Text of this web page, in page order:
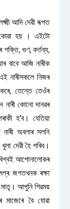
আদি দেৱী ৰূপত
হয় । এইটো
গুণ, কৰ্তব্য,
বাবে আজি নাৰীক
নাৰীসকলে নিজৰ
কৰে, তেন্তে তেওঁৰ
নাৰী কোনো দানৱৰ
হ’ব। যেতিয়া
অবলাৰ সলনি
দেৱী হৈ পৰিব।
আপোনালোকৰ
জগতখনক ৰক্ষা
আপুনি শিৱময়
বৈ যোৱা